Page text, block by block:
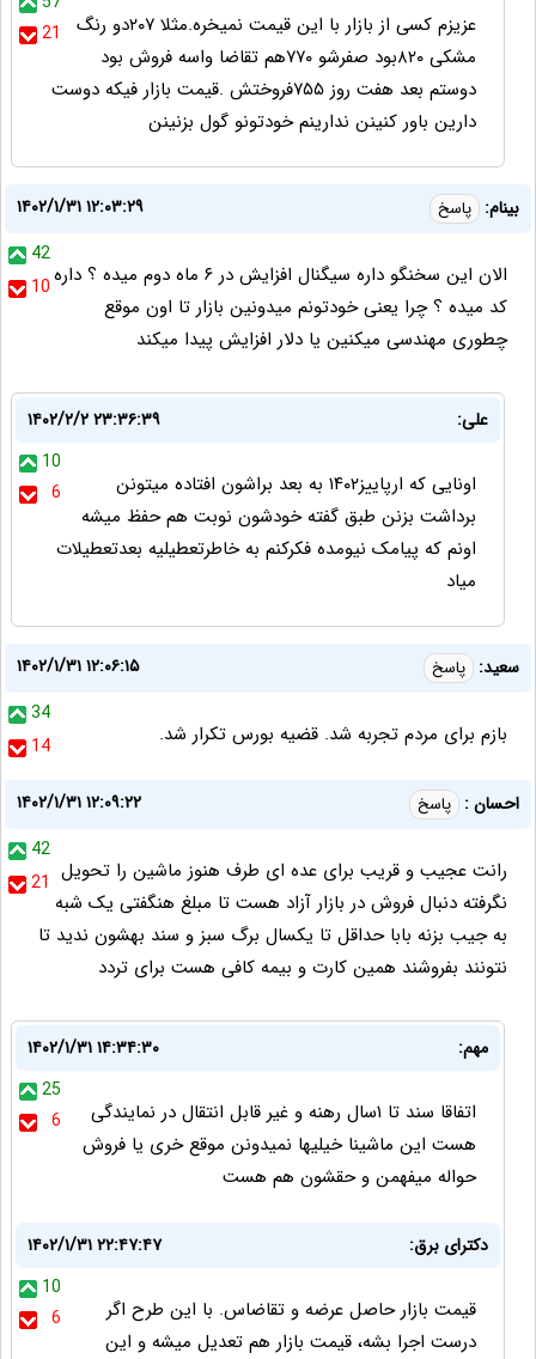
21
عزیزم کسی از بازار با این قیمت نمیخره.مثلا ۲۰۷دو رنگ
مشکی ۸۲۰بود صفرشو ۷۷۰هم تقاضا واسه فروش بود
دوستم بعد هفت روز ۷۵۵فروختش .قیمت بازار فیکه دوست
دارین باور کنینن ندارینم خودتونو گول بزنینن
بینام: پاسخ
۱۴۰۲/۱/۳۱ ۱۲:۰۳:۲۹
42
10الان این سخنگو داره سیگنال افزایش در ۶ ماه دوم میده ؟ داره
کد میده ؟ چرا یعنی خودتونم میدونین بازار تا اون موقع
چطوری مهندسی میکنین یا دلار افزایش پیدا میکند
علی:
۱۴۰۲/۲/۲ ۲۳:۳۶:۳۹
10
6
اونایی که ارپاییز۱۴۰۲ به بعد براشون افتاده میتونن
برداشت بزنن طبق گفته خودشون نوبت هم حفظ میشه
اونم که پیامک نیومده فکرکنم به خاطرتعطیلیه بعدتعطیلات
میاد
سعيد: پاسخ
۱۴۰۲/۱/۳۱ ۱۲:۰۶:۱۵
34
14
بازم برای مردم تجربه شد. قضیه بورس تکرار شد.
احسان : پاسخ
۱۴۰۲/۱/۳۱ ۱۲:۰۹:۲۲
42
21 رانت عجیب و قریب برای عده ای طرف هنوز ماشین را تحویل
نگرفته دنبال فروش در بازار آزاد هست تا مبلغ هنگفتی یک شبه
به جیب بزنه بابا حداقل تا یکسال برگ سبز و سند بهشون ندید تا
نتونند بفروشند همین کارت و بیمه کافی هست برای تردد
مهم:
۱۴۰۲/۱/۳۱ ۱۴:۳۴:۳۰
25
6
اتفاقا سند تا ۱سال رهنه و غیر قابل انتقال در نمایندگی
هست این ماشینا خیلیها نمیدونن موقع خری یا فروش
حواله میفهمن و حقشون هم هست
دکترای برق:
۱۴۰۲/۱/۳۱ ۲۲:۴۷:۴۷
10
6
قیمت بازار حاصل عرضه و تقاضاس. با این طرح اگر
درست اجرا بشه، قیمت بازار هم تعدیل میشه و این